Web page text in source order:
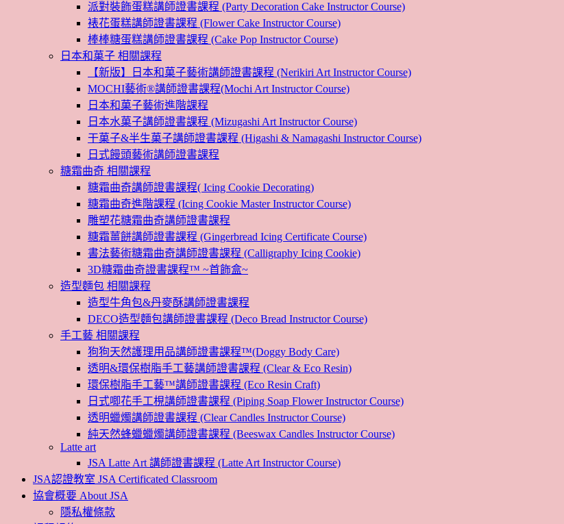
派對裝飾蛋糕講師證書課程 (Party Decoration Cake Instructor Course)
裱花蛋糕講師證書課程 (Flower Cake Instructor Course)
棒棒糖蛋糕講師證書課程 (Cake Pop Instructor Course)
日本和菓子 相關課程
【新版】日本和菓子藝術講師證書課程 (Nerikiri Art Instructor Course)
MOCHI藝術®講師證書課程(Mochi Art Instructor Course)
日本和菓子藝術進階課程
日本水菓子講師證書課程 (Mizugashi Art Instructor Course)
干菓子&半生菓子講師證書課程 (Higashi & Namagashi Instructor Course)
日式饅頭藝術講師證書課程
糖霜曲奇 相關課程
糖霜曲奇講師證書課程( Icing Cookie Decorating)
糖霜曲奇進階課程 (Icing Cookie Master Instructor Course)
雕塑花糖霜曲奇講師證書課程
糖霜薑餅講師證書課程 (Gingerbread Icing Certificate Course)
書法藝術糖霜曲奇講師證書課程 (Calligraphy Icing Cookie)
3D糖霜曲奇證書課程™ ~首飾盒~
造型麵包 相關課程
造型牛角包&丹麥酥講師證書課程
DECO造型麵包講師證書課程 (Deco Bread Instructor Course)
手工藝 相關課程
狗狗天然護理用品講師證書課程™(Doggy Body Care)
透明&環保樹脂手工藝講師證書課程 (Clear & Eco Resin)
環保樹脂手工藝™講師證書課程 (Eco Resin Craft)
日式唧花手工梘講師證書課程 (Piping Soap Flower Instructor Course)
透明蠟燭講師證書課程 (Clear Candles Instructor Course)
純天然蜂蠟蠟燭講師證書課程 (Beeswax Candles Instructor Course)
Latte art
JSA Latte Art 講師證書課程 (Latte Art Instructor Course)
JSA認證教室 JSA Certificated Classroom
協會概要 About JSA
隱私權條款